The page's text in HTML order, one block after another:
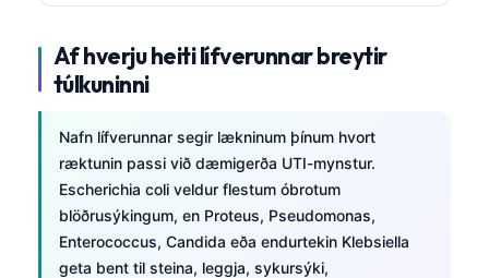
Af hverju heiti lífverunnar breytir
túlkuninni
Nafn lífverunnar segir lækninum þínum hvort
ræktunin passi við dæmigerða UTI-mynstur.
Escherichia coli veldur flestum óbrotum
blöðrusýkingum, en Proteus, Pseudomonas,
Enterococcus, Candida eða endurtekin Klebsiella
geta bent til steina, leggja, sykursýki,